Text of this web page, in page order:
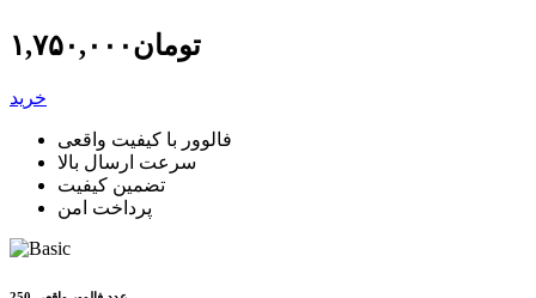
۱,۷۵۰,۰۰۰تومان
خرید
فالوور با کیفیت واقعی
سرعت ارسال بالا
تضمین کیفیت
پرداخت امن